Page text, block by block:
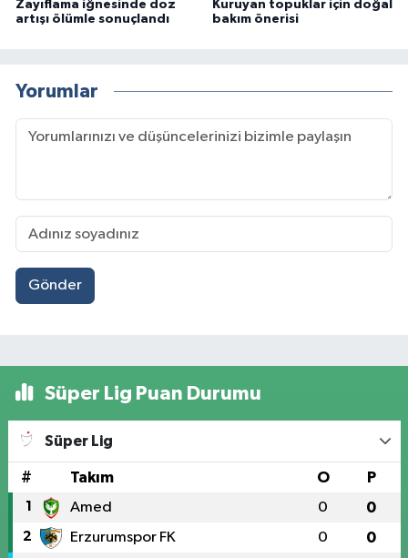
Zayıflama iğnesinde doz
artışı ölümle sonuçlandı
Kuruyan topuklar için doğal
bakım önerisi
Yorumlar
Gönder
Süper Lig Puan Durumu
Süper Lig
# Takım O P
1 Amed 0 0
2 Erzurumspor FK 0 0